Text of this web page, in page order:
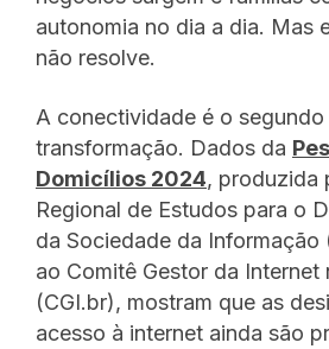
autonomia no dia a dia. Mas
não resolve.
A conectividade é o segundo
transformação. Dados da
Domicílios 2024, produzida
Regional de Estudos para o
da Sociedade da
ao Comitê Gestor da Internet
(CGI.br), mostram que as
acesso à internet ainda são